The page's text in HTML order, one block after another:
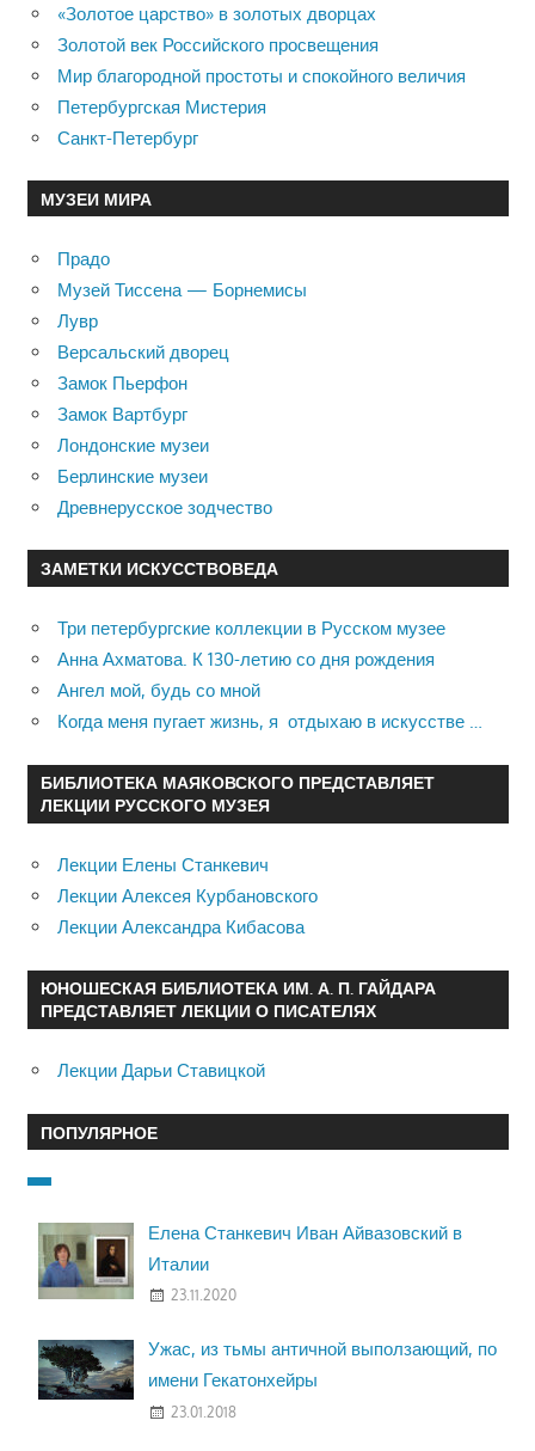
«Золотое царство» в золотых дворцах
Золотой век Российского просвещения
Мир благородной простоты и спокойного величия
Петербургская Мистерия
Санкт-Петербург
МУЗЕИ МИРА
Прадо
Музей Тиссена — Борнемисы
Лувр
Версальский дворец
Замок Пьерфон
Замок Вартбург
Лондонские музеи
Берлинские музеи
Древнерусское зодчество
ЗАМЕТКИ ИСКУССТВОВЕДА
Три петербургские коллекции в Русском музее
Анна Ахматова. К 130-летию со дня рождения
Ангел мой, будь со мной
Когда меня пугает жизнь, я отдыхаю в искусстве …
БИБЛИОТЕКА МАЯКОВСКОГО ПРЕДСТАВЛЯЕТ
ЛЕКЦИИ РУССКОГО МУЗЕЯ
Лекции Елены Станкевич
Лекции Алексея Курбановского
Лекции Александра Кибасова
ЮНОШЕСКАЯ БИБЛИОТЕКА ИМ. А. П. ГАЙДАРА
ПРЕДСТАВЛЯЕТ ЛЕКЦИИ О ПИСАТЕЛЯХ
Лекции Дарьи Ставицкой
ПОПУЛЯРНОЕ
Елена Станкевич Иван Айвазовский в
Италии
23.11.2020
Ужас, из тьмы античной выползающий, по
имени Гекатонхейры
23.01.2018